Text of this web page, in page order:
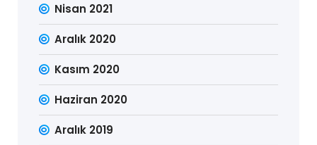
Nisan 2021
Aralık 2020
Kasım 2020
Haziran 2020
Aralık 2019